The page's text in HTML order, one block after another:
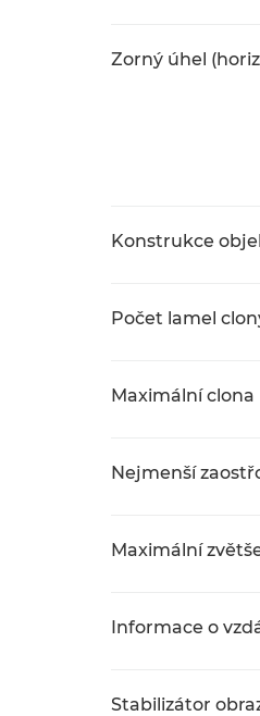
Zorný úhel
Konstrukce
Počet lamel
Maximální clona
Nejmenší
Maximální
Informace o
Stabilizátor